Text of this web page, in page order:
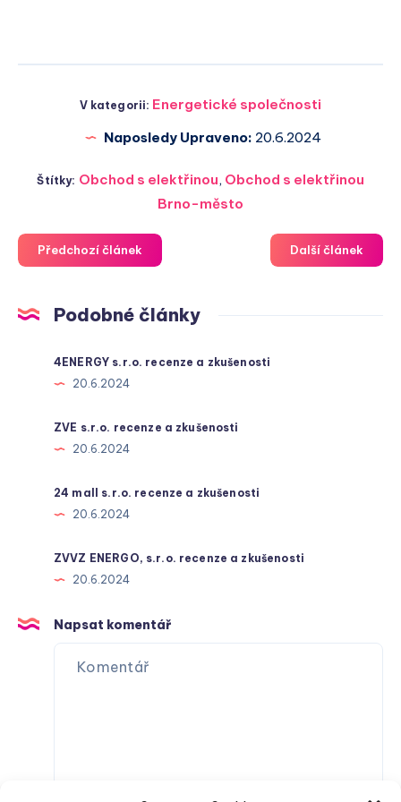
V kategorii: Energetické společnosti
Naposledy Upraveno: 20.6.2024
Štítky: Obchod s elektřinou, Obchod s elektřinou
Brno-město
Předchozí článek Další článek
Podobné články
4ENERGY s.r.o. recenze a zkušenosti
20.6.2024
ZVE s.r.o. recenze a zkušenosti
20.6.2024
24 mall s.r.o. recenze a zkušenosti
20.6.2024
ZVVZ ENERGO, s.r.o. recenze a zkušenosti
20.6.2024
Napsat komentář